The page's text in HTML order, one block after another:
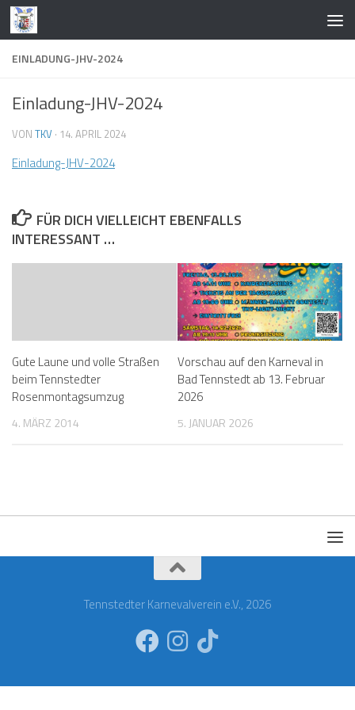
Zum Inhalt springen
EINLADUNG-JHV-2024
Einladung-JHV-2024
VON TKV · 14. APRIL 2024
Einladung-JHV-2024
FÜR DICH VIELLEICHT EBENFALLS
INTERESSANT …
Gute Laune und volle Straßen
beim Tennstedter
Rosenmontagsumzug
4. MÄRZ 2014
Vorschau auf den Karneval in
Bad Tennstedt ab 13. Februar
2026
5. JANUAR 2026
Tennstedter Karnevalverein e.V., 2026